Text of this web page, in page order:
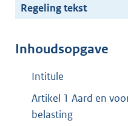
Regeling tekst
Inhoudsopgave
Intitule
Artikel 1 Aard en
belasting